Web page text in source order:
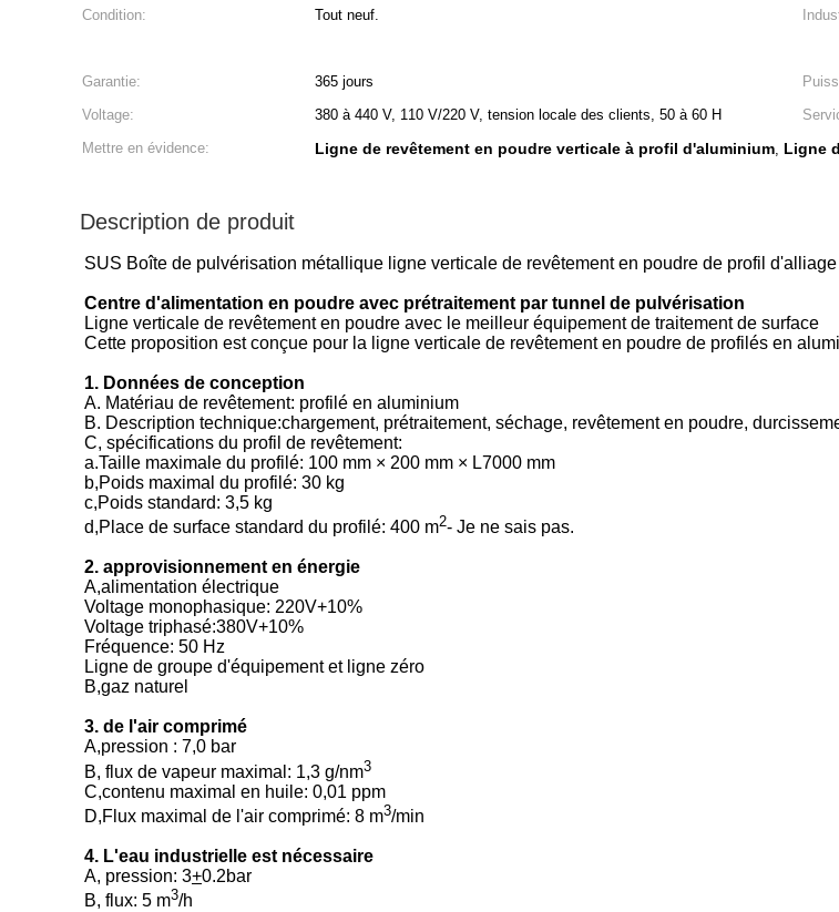
Condition: Tout neuf.
Garantie:
365 jours
Voltage:
380 à 440 V, 110 V/220 V, tension locale des clients, 50 à 60 H
Mettre en évidence:
Ligne de revêtement en poudre verticale à profil d'aluminium, Ligne
Description de produit
SUS Boîte de pulvérisation métallique ligne verticale de revêtement en poudre de profil
Centre d'alimentation en poudre avec prétraitement par tunnel de pulvérisation
Ligne verticale de revêtement en poudre avec le meilleur équipement de traitement de surface
Cette proposition est conçue pour la ligne verticale de revêtement en poudre de profilés en
1. Données de conception
A. Matériau de revêtement: profilé en aluminium
B. Description technique:chargement, prétraitement, séchage, revêtement en poudre,
C, spécifications du profil de revêtement:
a.Taille maximale du profilé: 100 mm × 200 mm × L7000 mm
b,Poids maximal du profilé: 30 kg
c,Poids standard: 3,5 kg
d,Place de surface standard du profilé: 400 m2- Je ne sais pas.
2. approvisionnement en énergie
A,alimentation électrique
Voltage monophasique: 220V+10%
Voltage triphasé:380V+10%
Fréquence: 50 Hz
Ligne de groupe d'équipement et ligne zéro
B,gaz naturel
3. de l'air comprimé
A,pression : 7,0 bar
B, flux de vapeur maximal: 1,3 g/nm3
C,contenu maximal en huile: 0,01 ppm
D,Flux maximal de l'air comprimé: 8 m3/min
4. L'eau industrielle est nécessaire
A, pression: 3+0.2bar
B, flux: 5 m3/h